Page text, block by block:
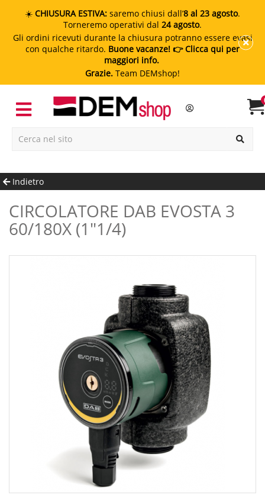
☀️ CHIUSURA ESTIVA: saremo chiusi dall’8 al 23 agosto.
Torneremo operativi dal 24 agosto.
Gli ordini ricevuti durante la chiusura potranno essere evasi
con qualche ritardo. Buone vacanze! 👉 Clicca qui per
maggiori info.
Grazie. Team DEMshop!
Indietro
CIRCOLATORE DAB EVOSTA 3
60/180X (1"1/4)